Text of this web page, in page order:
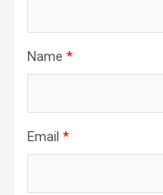
Name *
Email *